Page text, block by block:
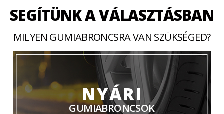
SEGÍTÜNK A VÁLASZTÁSBAN
MILYEN GUMIABRONCSRA VAN SZÜKSÉGED?
NYÁRI
GUMIABRONCSOK